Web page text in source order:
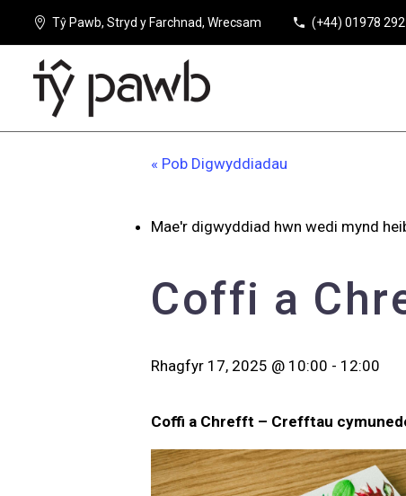
Tŷ Pawb, Stryd y Farchnad, Wrecsam (+44) 01978
« Pob Digwyddiadau
Mae'r digwyddiad hwn wedi mynd
Coffi a
Rhagfyr 17, 2025 @ 10:00 - 12:00
Coffi a Chrefft – Crefftau